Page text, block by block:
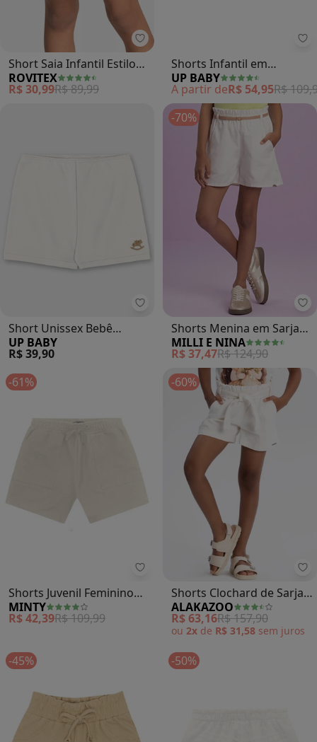
Short Saia Infantil Estilo
Colegial (Bege)
ROVITEX
R$ 30,99R$ 89,99
Shorts Infantil em
Moletom Linho (Bege)
UP BABY
A partir deR$ 54,95R$
Up Baby - Short Unissex Bebê
Short Unissex Bebê
Suedine (Bege)
UP BABY
R$ 39,90
-70%
Shorts Menina em Sarja
com Elastano (Bege)
MILLI E NINA
R$ 37,47R$ 124,90
-61%
Minty - Shorts Juvenil Feminino
Shorts Juvenil Feminino
em Moletinho (Bege)
MINTY
R$ 42,39R$ 109,99
-60%
Shorts Clochard de Sarja
Infantil Menina (Bege)
ALAKAZOO
R$ 63,16R$ 157,90
ou 2x de R$ 31,58 sem juros
-45% -50%